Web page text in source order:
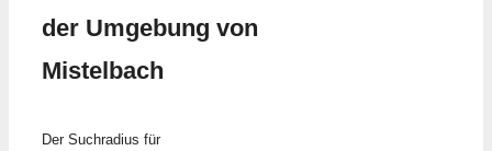
der Umgebung von
Mistelbach
Der Suchradius für